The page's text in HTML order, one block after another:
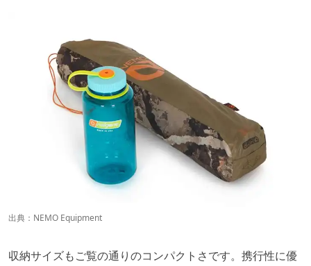
出典： NEMO Equipment
収納サイズもご覧の通りのコンパクトさです。携行性に優